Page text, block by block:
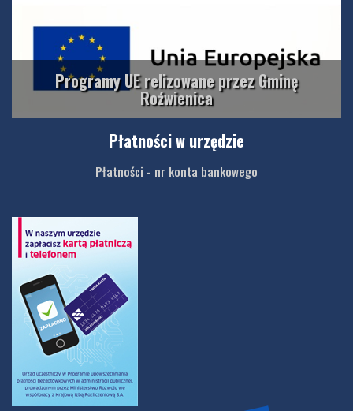
Programy UE relizowane przez Gminę
Roźwienica
Płatności w urzędzie
Płatności - nr konta bankowego